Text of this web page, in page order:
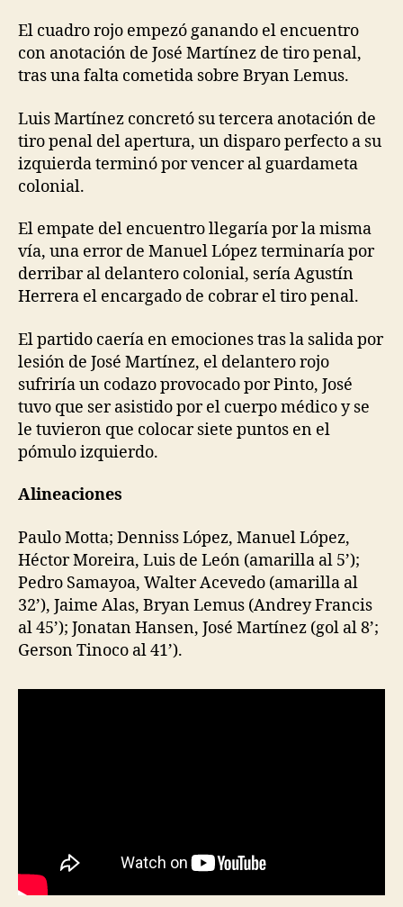
El cuadro rojo empezó ganando el encuentro
con anotación de José Martínez de tiro penal,
tras una falta cometida sobre Bryan Lemus.
Luis Martínez concretó su tercera anotación de
tiro penal del apertura, un disparo perfecto a su
izquierda terminó por vencer al guardameta
colonial.
El empate del encuentro llegaría por la misma
vía, una error de Manuel López terminaría por
derribar al delantero colonial, sería Agustín
Herrera el encargado de cobrar el tiro penal.
El partido caería en emociones tras la salida por
lesión de José Martínez, el delantero rojo
sufriría un codazo provocado por Pinto, José
tuvo que ser asistido por el cuerpo médico y se
le tuvieron que colocar siete puntos en el
pómulo izquierdo.
Alineaciones
Paulo Motta; Denniss López, Manuel López,
Héctor Moreira, Luis de León (amarilla al 5’);
Pedro Samayoa, Walter Acevedo (amarilla al
32’), Jaime Alas, Bryan Lemus (Andrey Francis
al 45’); Jonatan Hansen, José Martínez (gol al 8’;
Gerson Tinoco al 41’).